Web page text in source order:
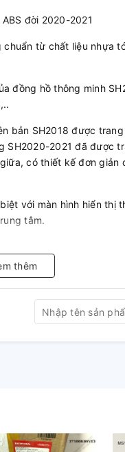
đời 2020-2021
từ chất liệu nhựa
đồng hồ thông minh
bản SH2018 được
SH2020-2021 đã được
có thiết kế đơn giản
với màn hình hiển thị
tâm.
được mang đến cho
thêm